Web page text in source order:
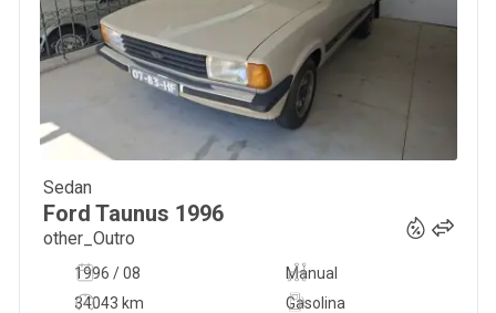
Sedan
Ford Taunus 1996
other_Outro
1996 / 08
Manual
34043 km
Gasolina